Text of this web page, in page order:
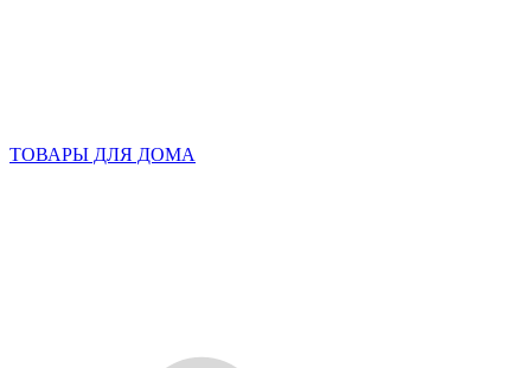
ТОВАРЫ ДЛЯ ДОМА